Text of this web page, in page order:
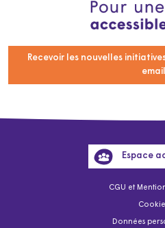
Recevoir les nouvelles
email
CGU et
Données
Espace